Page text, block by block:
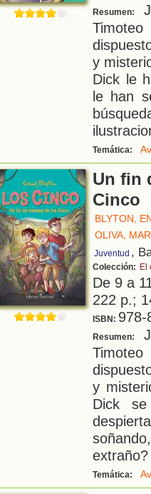
Resumen:
y
Dick le
le han
Temática:
Un fin
Cinco
BLYTON,
OLIVA,
Juventud ,
Colección: El
De 9 a
222 p.;
ISBN: 978-
Resumen:
y
Dick
Temática: